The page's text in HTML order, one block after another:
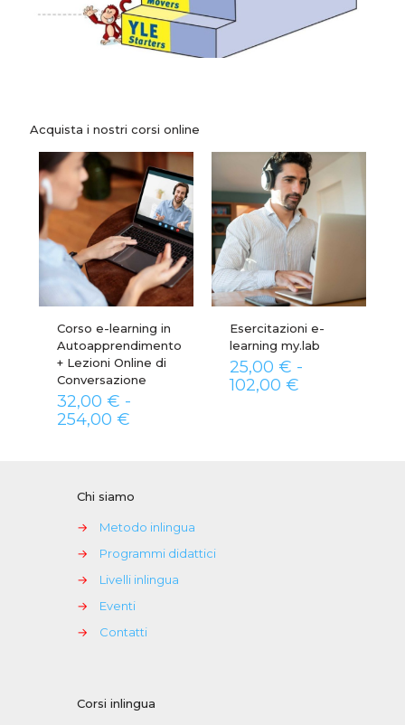
Acquista i nostri corsi online
Corso e-learning in
Autoapprendimento
+ Lezioni Online di
Conversazione
32,00 € -
254,00 €
a
254,00 €
Esercitazioni e-
learning my.lab
25,00 € -
102,00 €
Chi siamo
→
Metodo inlingua
→
Programmi didattici
→
Livelli inlingua
→
Eventi
→
Contatti
Corsi inlingua